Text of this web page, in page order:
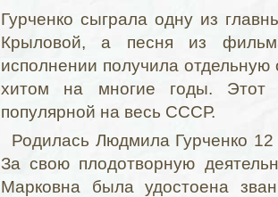
Гурченко сыграла одну из
Крыловой, а песня из
исполнении получила
хитом на многие годы. Этот
популярной на весь СССР.
Родилась Людмила Гурченко
За свою плодотворную
Марковна была удостоена